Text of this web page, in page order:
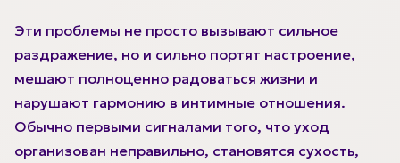
Эти проблемы не просто вызывают сильное
раздражение, но и сильно портят настроение,
мешают полноценно радоваться жизни и
нарушают гармонию в интимные отношения.
Обычно первыми сигналами того, что уход
организован неправильно, становятся сухость,